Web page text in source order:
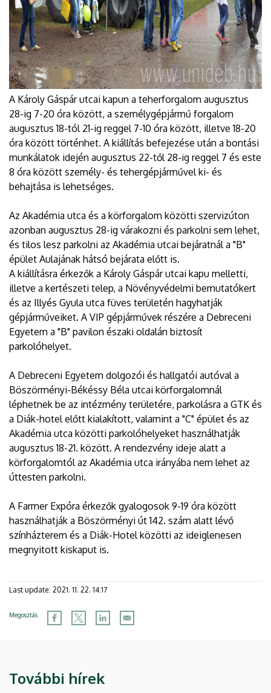
A Károly Gáspár utcai kapun a teherforgalom augusztus
28-ig 7-20 óra között, a személygépjármű forgalom
augusztus 18-tól 21-ig reggel 7-10 óra között, illetve 18-20
óra között történhet. A kiállítás befejezése után a bontási
munkálatok idején augusztus 22-től 28-ig reggel 7 és este
8 óra között személy- és tehergépjárművel ki- és
behajtása is lehetséges.
Az Akadémia utca és a körforgalom közötti szervizúton
azonban augusztus 28-ig várakozni és parkolni sem lehet,
és tilos lesz parkolni az Akadémia utcai bejáratnál a "B"
épület Aulajának hátsó bejárata előtt is.
A kiállításra érkezők a Károly Gáspár utcai kapu melletti,
illetve a kertészeti telep, a Növényvédelmi bemutatókert
és az Illyés Gyula utca füves területén hagyhatják
gépjárműveiket. A VIP gépjárművek részére a Debreceni
Egyetem a "B" pavilon északi oldalán biztosít
parkolóhelyet.
A Debreceni Egyetem dolgozói és hallgatói autóval a
Böszörményi-Békéssy Béla utcai körforgalomnál
léphetnek be az intézmény területére, parkolásra a GTK és
a Diák-hotel előtt kialakított, valamint a "C" épület és az
Akadémia utca közötti parkolóhelyeket használhatják
augusztus 18-21. között. A rendezvény ideje alatt a
körforgalomtól az Akadémia utca irányába nem lehet az
úttesten parkolni.
A Farmer Expóra érkezők gyalogosok 9-19 óra között
használhatják a Böszörményi út 142. szám alatt lévő
színházterem és a Diák-Hotel közötti az ideiglenesen
megnyitott kiskaput is.
Last update: 2021. 11. 22. 14:17
Megosztás
További hírek